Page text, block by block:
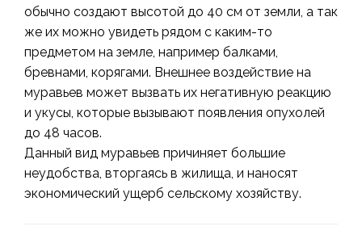
обычно создают высотой до 40 см от земли, а так
же их можно увидеть рядом с каким-то
предметом на земле, например балками,
бревнами, корягами. Внешнее воздействие на
муравьев может вызвать их негативную реакцию
и укусы, которые вызывают появления опухолей
до 48 часов.
Данный вид муравьев причиняет большие
неудобства, вторгаясь в жилища, и наносят
экономический ущерб сельскому хозяйству.